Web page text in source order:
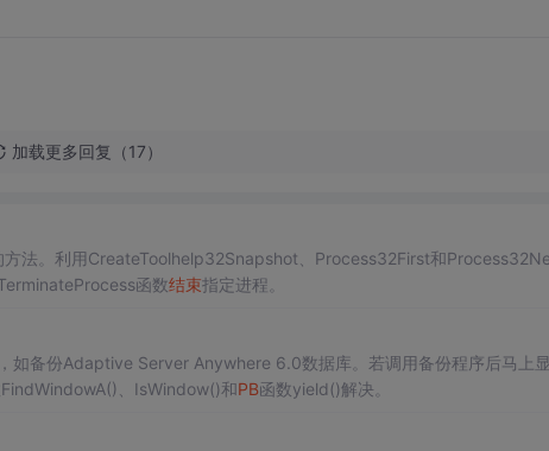
加载更多回复（17）
法。利用CreateToolhelp32Snapshot、Process32First和
函数结束指定进程。
如备份Adaptive Server Anywhere 6.0数据库。若调用备份程序后马上
、IsWindow()和PB函数yield()解决。